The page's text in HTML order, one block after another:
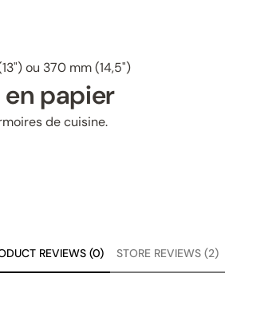
ou 370 mm (14,5")
papier
de cuisine.
REVIEWS (0) STORE REVIEWS (2)